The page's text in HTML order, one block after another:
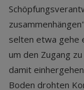
selten etwa gehe
um den Zugang
damit
Boden drohten